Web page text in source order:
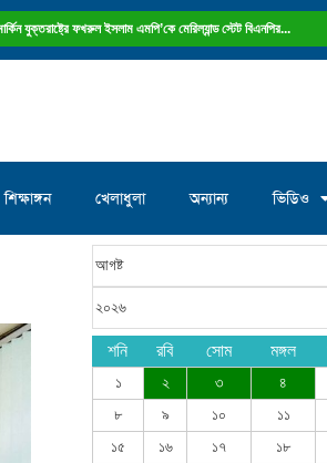
যুক্তরাষ্ট্রে ফখরুল ইসলাম এমপি’কে মেরিল্যান্ড স্টেট বিএনপির...
শিক্ষাঙ্গন খেলাধুলা অন্যান্য ভিডিও
শনি রবি সোম মঙ্গল
১ ২ ৩ ৪
৮
৯ ১০ ১১
১৫
১৬ ১৭ ১৮